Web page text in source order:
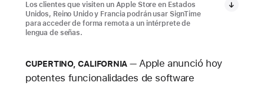
Los clientes que visiten un Apple Store en Estados
Unidos, Reino Unido y Francia podrán usar SignTime
para acceder de forma remota a un intérprete de
lengua de señas.
CUPERTINO, CALIFORNIA
Apple anunció hoy
potentes funcionalidades de software